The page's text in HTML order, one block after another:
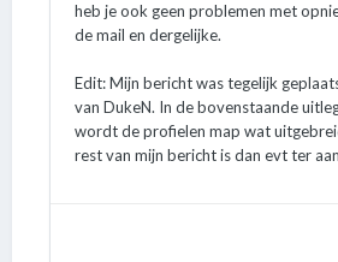
heb je ook geen problemen met
de mail en dergelijke.
Edit: Mijn bericht was tegelijk
van DukeN. In de bovenstaande
wordt de profielen map wat
rest van mijn bericht is dan evt ter